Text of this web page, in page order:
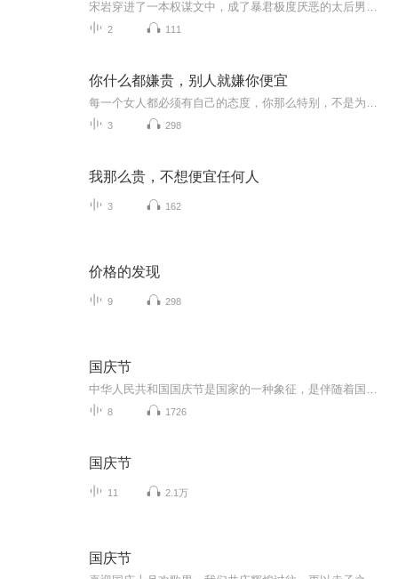
2 111
你什么都嫌贵，别人就嫌你便宜
3 298
我那么贵，不想便宜任何人
3 162
价格的发现
9 298
国庆节
8 1726
国庆节
11 2.1万
国庆节